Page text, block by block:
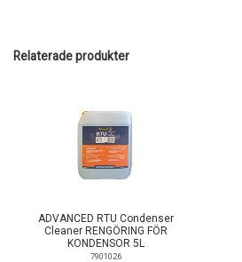
Relaterade produkter
ADVANCED RTU Condenser
Cleaner RENGÖRING FÖR
KONDENSOR 5L
7901026